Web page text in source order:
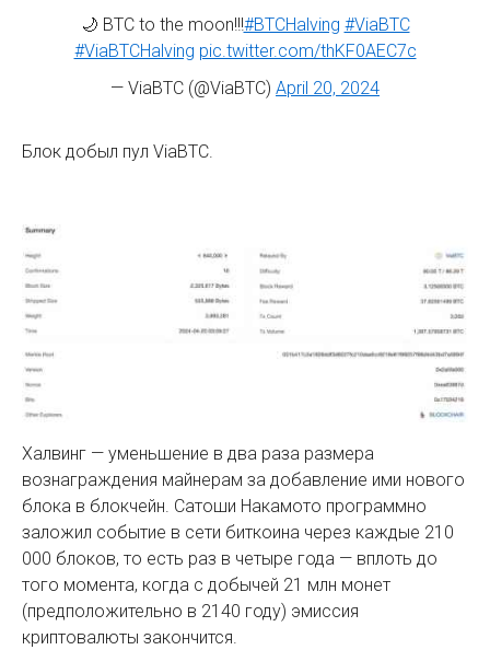
🌙 BTC to the moon!!!#BTCHalving #ViaBTC
#ViaBTCHalving pic.twitter.com/thKF0AEC7c
— ViaBTC (@ViaBTC) April 20, 2024
Блок добыл пул ViaBTC.
Халвинг — уменьшение в два раза размера
вознаграждения майнерам за добавление ими нового
блока в блокчейн. Сатоши Накамото программно
заложил событие в сети биткоина через каждые 210
000 блоков, то есть раз в четыре года — вплоть до
того момента, когда с добычей 21 млн монет
(предположительно в 2140 году) эмиссия
криптовалюты закончится.